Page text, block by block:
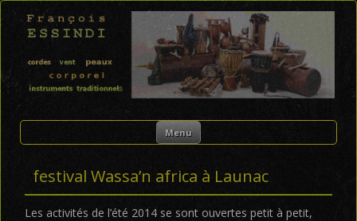
FRANÇOIS ESSINDI
Menu Skip to content
festival Wassa’n africa à Launac
Les activités de l’été 2014 se sont ouvertes petit à petit,